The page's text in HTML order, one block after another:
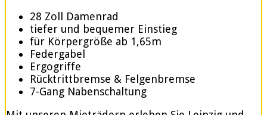
28 Zoll Damenrad
tiefer und bequemer Einstieg
für Körpergröße ab 1,65m
Federgabel
Ergogriffe
Rücktrittbremse & Felgenbremse
7-Gang Nabenschaltung